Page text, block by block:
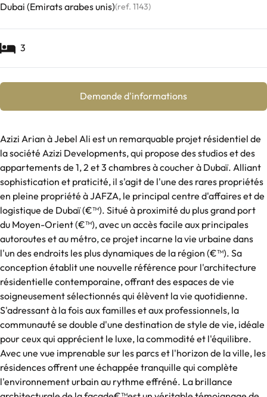
Dubai (Emirats arabes unis)(ref. 1143)
3
Demande d'informations
Azizi Arian à Jebel Ali est un remarquable projet résidentiel de
la société Azizi Developments, qui propose des studios et des
appartements de 1, 2 et 3 chambres à coucher à Dubaï. Alliant
sophistication et praticité, il s'agit de l'une des rares propriétés
en pleine propriété à JAFZA, le principal centre d'affaires et de
logistique de Dubaï (€™). Situé à proximité du plus grand port
du Moyen-Orient (€™), avec un accès facile aux principales
autoroutes et au métro, ce projet incarne la vie urbaine dans
l'un des endroits les plus dynamiques de la région (€™). Sa
conception établit une nouvelle référence pour l'architecture
résidentielle contemporaine, offrant des espaces de vie
soigneusement sélectionnés qui élèvent la vie quotidienne.
S'adressant à la fois aux familles et aux professionnels, la
communauté se double d'une destination de style de vie, idéale
pour ceux qui apprécient le luxe, la commodité et l'équilibre.
Avec une vue imprenable sur les parcs et l'horizon de la ville, les
résidences offrent une échappée tranquille qui complète
l'environnement urbain au rythme effréné. La brillance